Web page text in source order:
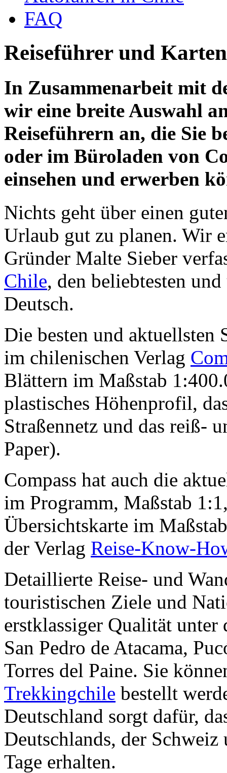
FAQ
Reiseführer und
In Zusammenarbeit mit
wir eine breite Auswahl
Reiseführern an, die Sie
oder im Büroladen von
einsehen und erwerben
Nichts geht über einen
Urlaub gut zu planen. Wir
Gründer Malte Sieber
Chile, den beliebtesten
Deutsch.
Die besten und aktuellsten
im chilenischen Verlag
Blättern im Maßstab
plastisches Höhenprofil,
Straßennetz und das reiß-
Paper).
Compass hat auch die
im Programm, Maßstab
Übersichtskarte im
der Verlag Reise-Know-
Detaillierte Reise- und
touristischen Ziele und
erstklassiger Qualität
San Pedro de Atacama,
Torres del Paine. Sie
Trekkingchile bestellt
Deutschland sorgt dafür,
Deutschlands, der
Tage erhalten.